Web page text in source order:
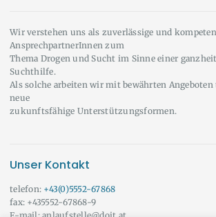
Wir verstehen uns als zuverlässige und
AnsprechpartnerInnen zum
Thema Drogen und Sucht im Sinne einer
Suchthilfe.
Als solche arbeiten wir mit bewährten
neue
zukunftsfähige Unterstützungsformen.
Unser Kontakt
telefon: +43(0)5552-67868
fax: +435552-67868-9